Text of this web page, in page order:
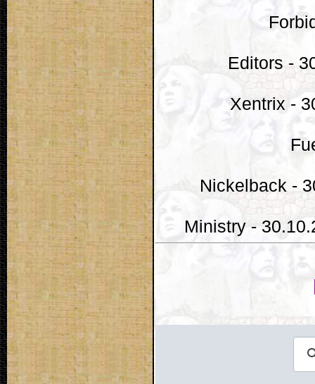
Editors -
Xentrix -
Nickelback -
Ministry -